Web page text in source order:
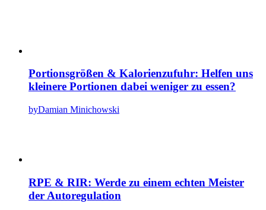
Portionsgrößen & Kalorienzufuhr: Helfen uns
kleinere Portionen dabei weniger zu essen?
byDamian Minichowski
RPE & RIR: Werde zu einem echten Meister
der Autoregulation